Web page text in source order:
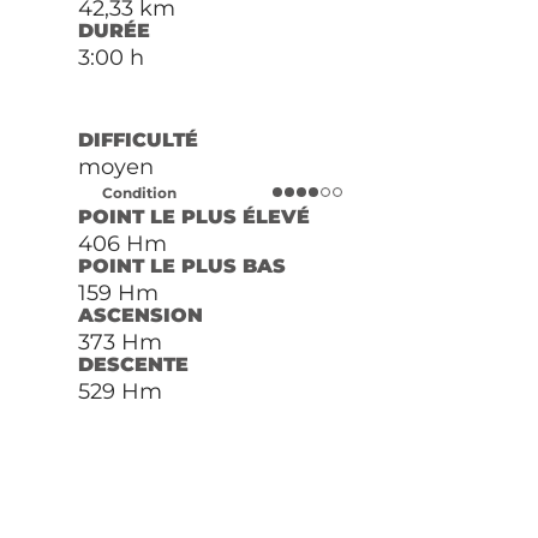
42,33 km
DURÉE
3:00 h
DIFFICULTÉ
moyen
Condition
POINT LE PLUS ÉLEVÉ
406 Hm
POINT LE PLUS BAS
159 Hm
ASCENSION
373 Hm
DESCENTE
529 Hm